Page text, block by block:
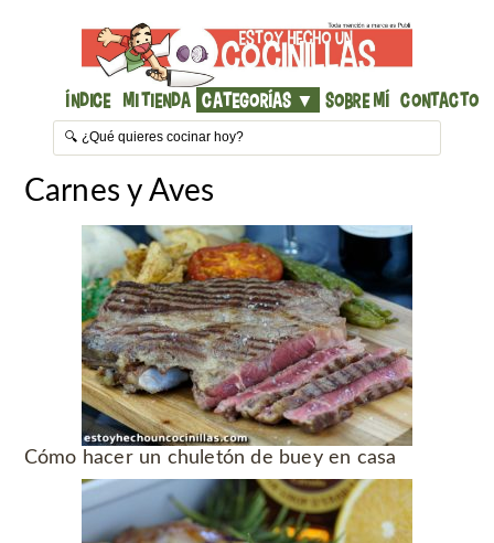
Índice Mi Tienda Categorías ▼ Sobre mí Contacto
Carnes y Aves
Cómo hacer un chuletón de buey en casa